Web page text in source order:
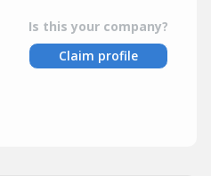
Is this your company?
Claim profile